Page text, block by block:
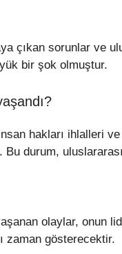
çıkan sorunlar ve
bir şok olmuştur.
hakları ihlalleri
Bu durum,
olaylar, onun
zaman gösterecektir.